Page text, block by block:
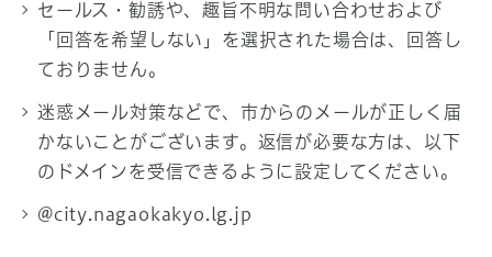
セールス・勧誘や、趣旨不明な問い合わせおよび
「回答を希望しない」を選択された場合は、回答し
ておりません。
迷惑メール対策などで、市からのメールが正しく届
かないことがございます。返信が必要な方は、以下
のドメインを受信できるように設定してください。
@city.nagaokakyo.lg.jp